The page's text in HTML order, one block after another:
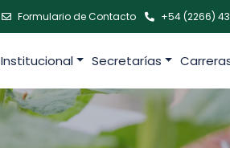
Formulario de Contacto +54 (2266)
Institucional Secretarías